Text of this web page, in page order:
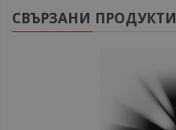
СВЪРЗАНИ ПРОДУКТИ